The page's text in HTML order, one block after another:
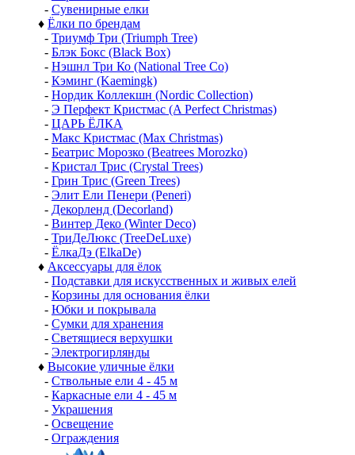
- Сувенирные елки
♦ Ёлки по брендам
- Триумф Три (Triumph Tree)
- Блэк Бокс (Black Box)
- Нэшнл Три Ко (National Tree Co)
- Кэминг (Kaemingk)
- Нордик Коллекшн (Nordic Collection)
- Э Перфект Кристмас (A Perfect Christmas)
- ЦАРЬ ЁЛКА
- Макс Кристмас (Max Christmas)
- Беатрис Морозко (Beatrees Morozko)
- Кристал Трис (Crystal Trees)
- Грин Трис (Green Trees)
- Элит Ели Пенери (Peneri)
- Декорленд (Decorland)
- Винтер Деко (Winter Deco)
- ТриДеЛюкс (TreeDeLuxe)
- ЁлкаДэ (ElkaDe)
♦ Аксессуары для ёлок
- Подставки для искусственных и живых елей
- Корзины для основания ёлки
- Юбки и покрывала
- Сумки для хранения
- Светящиеся верхушки
- Электрогирлянды
♦ Высокие уличные ёлки
- Ствольные ели 4 - 45 м
- Каркасные ели 4 - 45 м
- Украшения
- Освещение
- Ограждения